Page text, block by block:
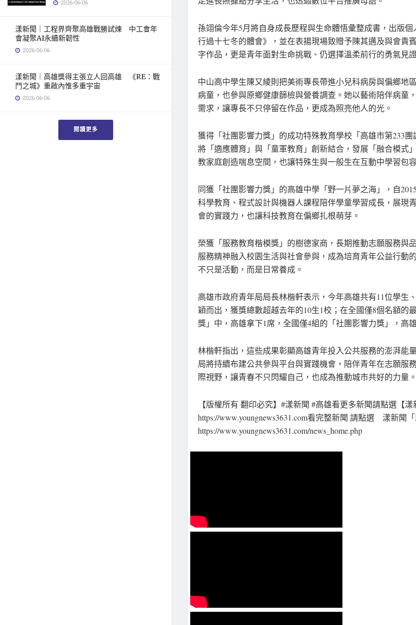
2026-06-06
漾新聞｜工程界齊聚高雄戰勝試煉 中工會年
會凝聚AI永續新韌性
2026-06-06
漾新聞｜高雄獎得主張立人回高雄 《RE：戰
鬥之城》重啟內惟多重宇宙
2026-06-06
閱讀更多
孫翊倫今年5月將自身成長歷程與生命體悟彙整成書，出版
行過十七冬的體會》，並在表揚現場致贈予陳其邁及與會貴
字作品，更是青年面對生命挑戰、仍選擇溫柔前行的勇氣見
中山高中學生陳又綾則把美術專長帶進小兒科病房與偏鄉地
病童，也參與原鄉健康篩檢與營養調查。她以藝術陪伴病童
需求，讓專長不只停留在作品，更成為照亮他人的光。
獲得「社團影響力獎」的成功特殊教育學校「高雄市第233團
將「適應體育」與「童軍教育」創新結合，發展「融合模式
教家庭創造喘息空間，也讓特殊生與一般生在互動中學習包
同獲「社團影響力獎」的高雄中學「野一片夢之海」，自
科學教育、程式設計與機器人課程陪伴學童學習成長，展現
會的實踐力，也讓科技教育在偏鄉扎根萌芽。
榮獲「服務教育楷模獎」的樹德家商，長期推動志願服務與
服務精神融入校園生活與社會參與，成為培育青年公益行動
不只是活動，而是日常養成。
高雄市政府青年局局長林楷軒表示，今年高雄共有11位學生
穎而出，獲獎總數超越去年的10生1校；在全國僅8個名額的
獎」中，高雄拿下1席，全國僅4組的「社團影響力獎」，高
林楷軒指出，這些成果彰顯高雄青年投入公共服務的澎湃能
局將持續布建公共參與平台與實踐機會，陪伴青年在志願服
際視野，讓青春不只閃耀自己，也成為推動城市共好的力量。
【版權所有 翻印必究】#漾新聞 #高雄看更多新聞請點選【漾
https://www.youngnews3631.com看完整新聞 請點選 漾新聞
https://www.youngnews3631.com/news_home.php